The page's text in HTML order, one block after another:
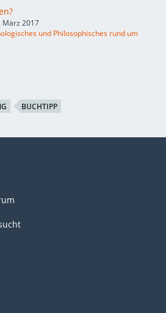
März 2017
und Philosophisches rund um
BUCHTIPP